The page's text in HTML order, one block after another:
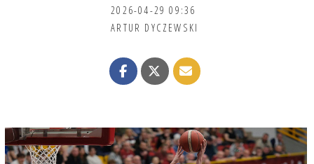
2026-04-29 09:36
ARTUR DYCZEWSKI